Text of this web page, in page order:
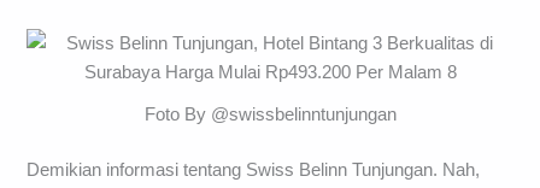
Foto By @swissbelinntunjungan
Demikian informasi tentang Swiss Belinn Tunjungan. Nah,